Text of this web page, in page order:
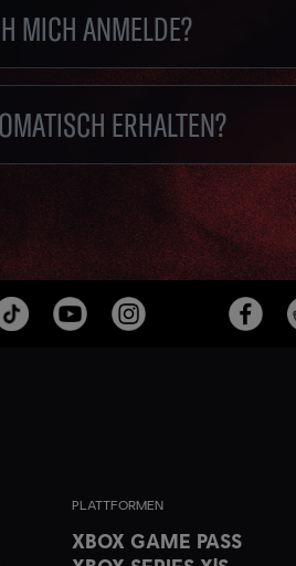
MICH ANMELDE?
ERHALTEN?
PLATTFORMEN
XBOX GAME PASS